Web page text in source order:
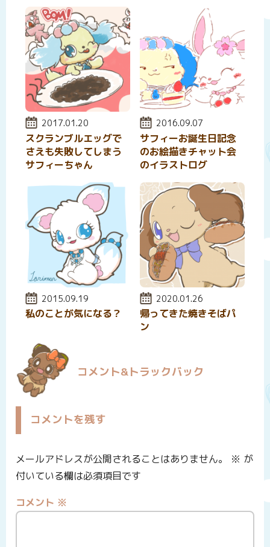
投稿日:
2017.01.20
スクランブルエッグで
さえも失敗してしまう
サフィーちゃん
投稿日:
2016.09.07
サフィーお誕生日記念
のお絵描きチャット会
のイラストログ
投稿日:
2015.09.19
私のことが気になる？
投稿日:
2020.01.26
帰ってきた焼きそばパ
ン
コメント&トラックバック
コメントを残す
メールアドレスが公開されることはありません。 ※ が
付いている欄は必須項目です
コメント ※